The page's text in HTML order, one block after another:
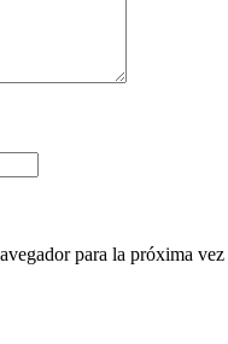
para la próxima vez